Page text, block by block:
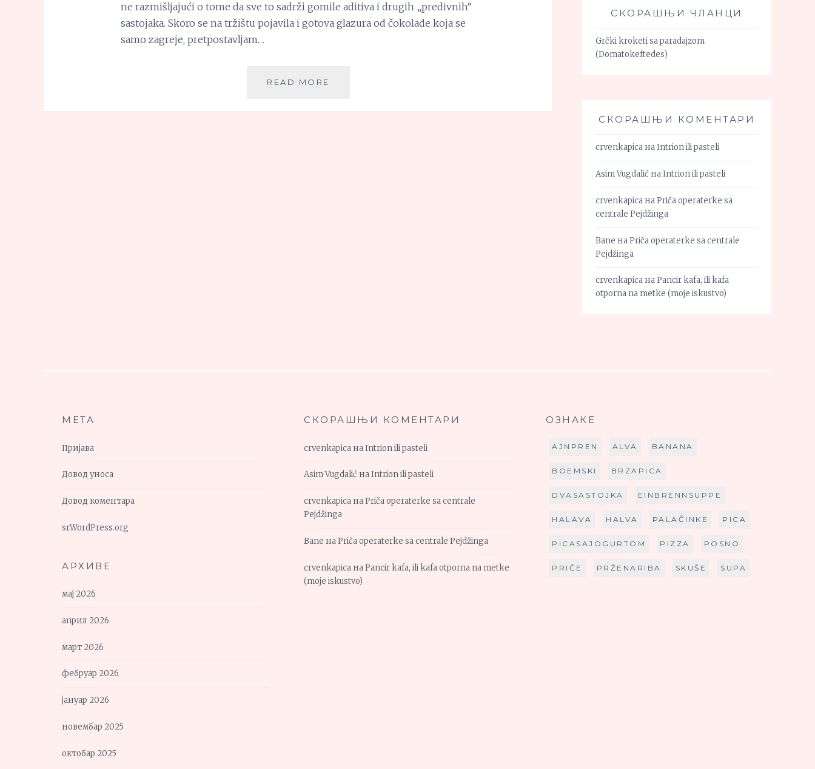
ne razmišljajući o tome da sve to sadrži gomile aditiva i drugih „predivnih“
sastojaka. Skoro se na tržištu pojavila i gotova glazura od čokolade koja se
samo zagreje, pretpostavljam…
READ MORE
СКОРАШЊИ ЧЛАНЦИ
Grčki kroketi sa paradajzom
(Domatokeftedes)
СКОРАШЊИ КОМЕНТАРИ
crvenkapica наIntrion ili pasteli
Asim Vugdalić наIntrion ili pasteli
crvenkapica наPriča operaterke sa
centrale Pejdžinga
Bane наPriča operaterke sa centrale
Pejdžinga
crvenkapica наPancir kafa, ili kafa
otporna na metke (moje iskustvo)
МЕТА
Пријава
Довод уноса
Довод коментара
sr.WordPress.org
АРХИВЕ
мај 2026
април 2026
март 2026
фебруар 2026
јануар 2026
новембар 2025
октобар 2025
СКОРАШЊИ КОМЕНТАРИ
crvenkapica наIntrion ili pasteli
Asim Vugdalić наIntrion ili pasteli
crvenkapica наPriča operaterke sa centrale
Pejdžinga
Bane наPriča operaterke sa centrale Pejdžinga
crvenkapica наPancir kafa, ili kafa otporna na metke
(moje iskustvo)
ОЗНАКЕ
AJNPREN ALVA BANANA
BOEMSKI BRZAPICA
DVASASTOJKA EINBRENNSUPPE
HALAVA HALVA PALAČINKE PICA
PICASAJOGURTOM PIZZA POSNO
PRIČE PRŽENARIBA SKUŠE SUPA